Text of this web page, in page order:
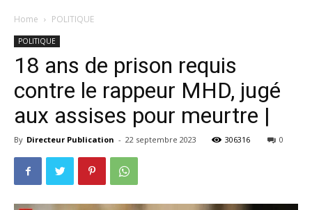
Home POLITIQUE
POLITIQUE
18 ans de prison requis
contre le rappeur MHD, jugé
aux assises pour meurtre |
By Directeur Publication - 22 septembre 2023 306316 0